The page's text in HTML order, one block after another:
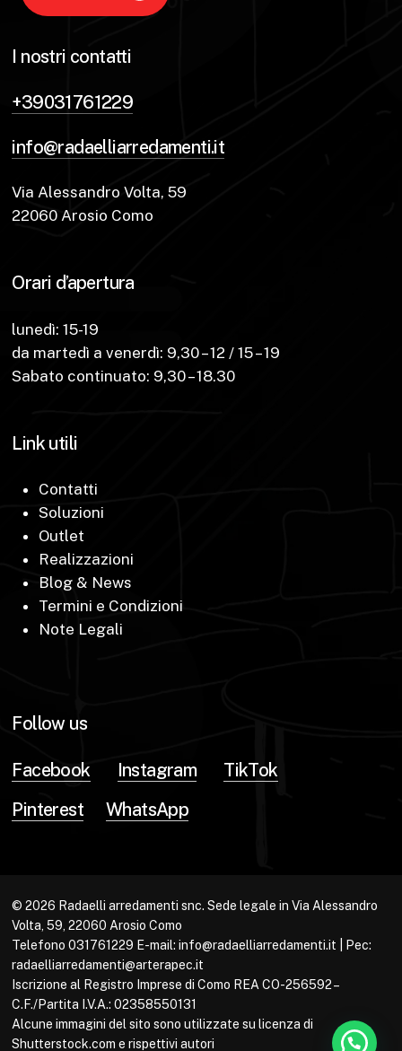
I nostri contatti
+39031761229
info@radaelliarredamenti.it
Via Alessandro Volta, 59
22060 Arosio Como
Orari d’apertura
lunedì: 15-19
da martedì a venerdì: 9,30 – 12 / 15 – 19
Sabato continuato: 9,30 – 18.30
Link utili
Contatti
Soluzioni
Outlet
Realizzazioni
Blog & News
Termini e Condizioni
Note Legali
Follow us
Facebook Instagram
TikTok
Pinterest
WhatsApp
© 2026 Radaelli arredamenti snc. Sede legale in Via Alessandro
Volta, 59, 22060 Arosio Como
Telefono 031761229 E-mail: info@radaelliarredamenti.it | Pec:
radaelliarredamenti@arterapec.it
Iscrizione al Registro Imprese di Como REA CO-256592 –
C.F./Partita I.V.A.: 02358550131
Alcune immagini del sito sono utilizzate su licenza di
Shutterstock.com e rispettivi autori